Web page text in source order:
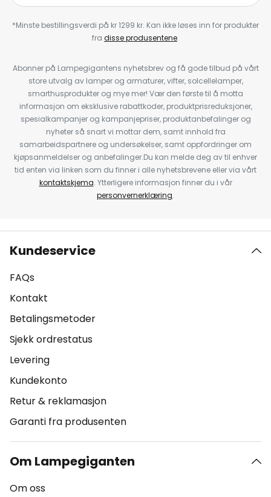
*Minste bestillingsverdi på kr 1299 kr. Kan ikke løses inn for produkter
fra disse produsentene.
Abonner på Lampegigantens nyhetsbrev og få gode tilbud på vårt
store utvalg av lamper og armaturer, vifter, solcellelamper,
smarthusprodukter og mye mer! Vær den første til å motta
informasjon om eksklusive rabattkoder, produktprisreduksjoner,
spesialkampanjer og kampanjepriser, produktanbefalinger og
nyheter så snart vi mottar dem, samt innhold fra
samarbeidspartnere og undersøkelser, samt oppfordringer om
kjøpsanmeldelser og anbefalinger.Du kan melde deg av til enhver
tid enten via linken som du finner i alle nyhetsbrevene eller via vårt
kontaktskjema. Ytterligere informasjon finner du i vår
personvernerklæring.
Kundeservice
FAQs
Kontakt
Betalingsmetoder
Sjekk ordrestatus
Levering
Kundekonto
Retur & reklamasjon
Garanti fra produsenten
Om Lampegiganten
Om oss